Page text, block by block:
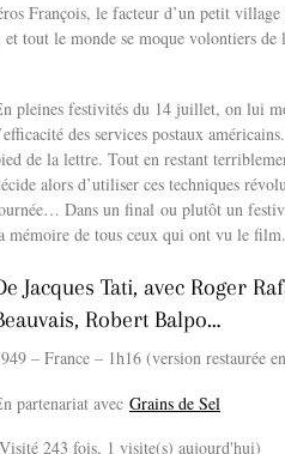
François, le facteur d’un petit
tout le monde se moque volontiers de
pleines festivités du 14 juillet, on lui
des services postaux
de la lettre. Tout en restant
alors d’utiliser ces techniques
Dans un final ou plutôt un
mémoire de tous ceux qui ont vu le
Jacques Tati, avec Roger
Robert Balpo…
– France – 1h16 (version restaurée
partenariat avec Grains de Sel
243 fois, 1 visite(s) aujourd'hui)